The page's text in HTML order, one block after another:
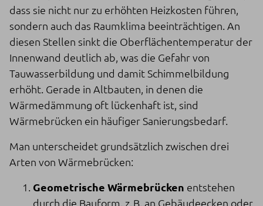
dass sie nicht nur zu erhöhten Heizkosten führen,
sondern auch das Raumklima beeinträchtigen. An
diesen Stellen sinkt die Oberflächentemperatur der
Innenwand deutlich ab, was die Gefahr von
Tauwasserbildung und damit Schimmelbildung
erhöht. Gerade in Altbauten, in denen die
Wärmedämmung oft lückenhaft ist, sind
Wärmebrücken ein häufiger Sanierungsbedarf.
Man unterscheidet grundsätzlich zwischen drei
Arten von Wärmebrücken:
Geometrische Wärmebrücken entstehen
durch die Bauform, z. B. an Gebäudeecken oder